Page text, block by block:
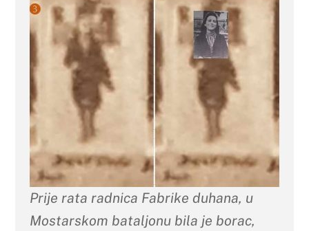
Prije rata radnica Fabrike duhana, u
Mostarskom bataljonu bila je borac,